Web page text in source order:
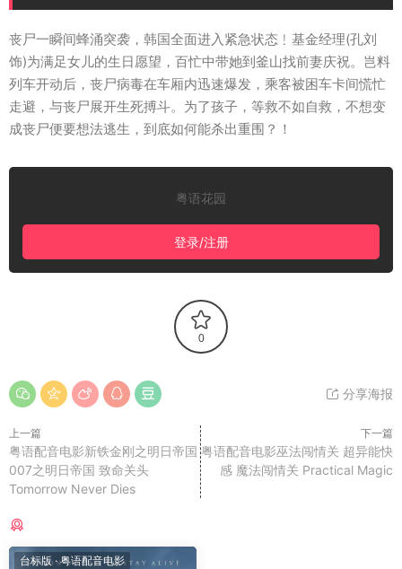
丧尸一瞬间蜂涌突袭，韩国全面进入紧急状态﹗基金经理(孔刘
饰)为满足女儿的生日愿望，百忙中带她到釜山找前妻庆祝。岂料
列车开动后，丧尸病毒在车厢内迅速爆发，乘客被困车卡间慌忙
走避，与丧尸展开生死搏斗。为了孩子，等救不如自救，不想变
成丧尸便要想法逃生，到底如何能杀出重围？！
粤语花园
登录/注册
0
分享海报
上一篇
粤语配音电影新铁金刚之明日帝国
007之明日帝国 致命关头
Tomorrow Never Dies
下一篇
粤语配音电影巫法闯情关 超异能快
感 魔法闯情关 Practical Magic
台标版·粤语配音电影